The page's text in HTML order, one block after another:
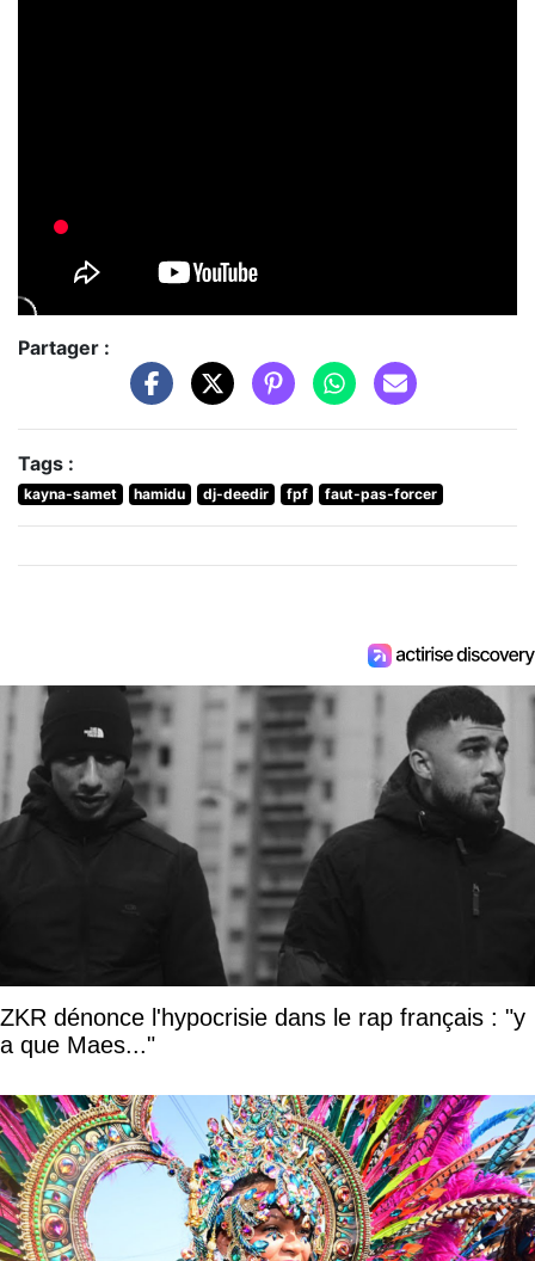
Partager :
Tags :
kayna-samet hamidu dj-deedir fpf faut-pas-forcer
ZKR dénonce l'hypocrisie dans le rap français : "y
a que Maes..."